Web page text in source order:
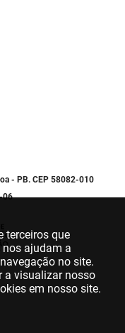
- PB. CEP 58082-010
06
terceiros que
ajudam a
no site.
a visualizar nosso
em nosso site.